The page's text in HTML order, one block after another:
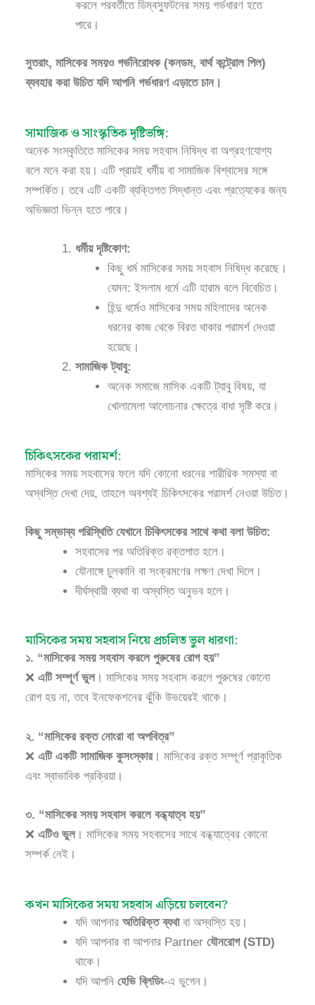
করলে পরবর্তীতে ডিম্বস্ফুটনের সময় গর্ভধারণ হতে
পারে।
সুতরাং, মাসিকের সময়ও গর্ভনিরোধক (কনডম, বার্থ কন্ট্রোল পিল)
ব্যবহার করা উচিত যদি আপনি গর্ভধারণ এড়াতে চান।
সামাজিক ও সাংস্কৃতিক দৃষ্টিভঙ্গি:
অনেক সংস্কৃতিতে মাসিকের সময় সহবাস নিষিদ্ধ বা অগ্রহণযোগ্য
বলে মনে করা হয়। এটি প্রায়ই ধর্মীয় বা সামাজিক বিশ্বাসের সঙ্গে
সম্পর্কিত। তবে এটি একটি ব্যক্তিগত সিদ্ধান্ত এবং প্রত্যেকের জন্য
অভিজ্ঞতা ভিন্ন হতে পারে।
ধর্মীয় দৃষ্টিকোণ:
কিছু ধর্ম মাসিকের সময় সহবাস নিষিদ্ধ করেছে।
যেমন: ইসলাম ধর্মে এটি হারাম বলে বিবেচিত।
হিন্দু ধর্মেও মাসিকের সময় মহিলাদের অনেক
ধরনের কাজ থেকে বিরত থাকার পরামর্শ দেওয়া
হয়েছে।
সামাজিক ট্যাবু:
অনেক সমাজে মাসিক একটি ট্যাবু বিষয়, যা
খোলামেলা আলোচনার ক্ষেত্রে বাধা সৃষ্টি করে।
চিকিৎসকের পরামর্শ:
মাসিকের সময় সহবাসের ফলে যদি কোনো ধরনের শারীরিক সমস্যা বা
অস্বস্তি দেখা দেয়, তাহলে অবশ্যই চিকিৎসকের পরামর্শ নেওয়া উচিত।
কিছু সম্ভাব্য পরিস্থিতি যেখানে চিকিৎসকের সাথে কথা বলা উচিত:
সহবাসের পর অতিরিক্ত রক্তপাত হলে।
যৌনাঙ্গে চুলকানি বা সংক্রমণের লক্ষণ দেখা দিলে।
দীর্ঘস্থায়ী ব্যথা বা অস্বস্তি অনুভব হলে।
মাসিকের সময় সহবাস নিয়ে প্রচলিত ভুল ধারণা:
১. “মাসিকের সময় সহবাস করলে পুরুষের রোগ হয়”
❌এটি সম্পূর্ণ ভুল। মাসিকের সময় সহবাস করলে পুরুষের কোনো
রোগ হয় না, তবে ইনফেকশনের ঝুঁকি উভয়েরই থাকে।
২. “মাসিকের রক্ত নোংরা বা অপবিত্র”
❌এটি একটি সামাজিক কুসংস্কার। মাসিকের রক্ত সম্পূর্ণ প্রাকৃতিক
এবং স্বাভাবিক প্রক্রিয়া।
৩. “মাসিকের সময় সহবাস করলে বন্ধ্যাত্ব হয়”
❌এটিও ভুল। মাসিকের সময় সহবাসের সাথে বন্ধ্যাত্বের কোনো
সম্পর্ক নেই।
কখন মাসিকের সময় সহবাস এড়িয়ে চলবেন?
যদি আপনারঅতিরিক্ত ব্যথাবা অস্বস্তি হয়।
যদি আপনার বা আপনার Partnerযৌনরোগ (STD)
থাকে।
যদি আপনিহেভি ব্লিডিং-এ ভুগেন।